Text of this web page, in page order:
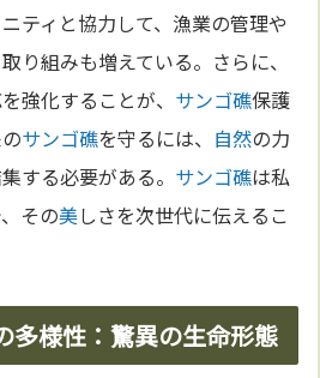
ティと協力して、漁業の管理や
り組みも増えている。さらに、
強化することが、 サンゴ礁保護
のサンゴ礁を守るには、 自然の力
する必要がある。 サンゴ礁は私
その美しさを次世代に伝えるこ
多様性：驚異の生命形態